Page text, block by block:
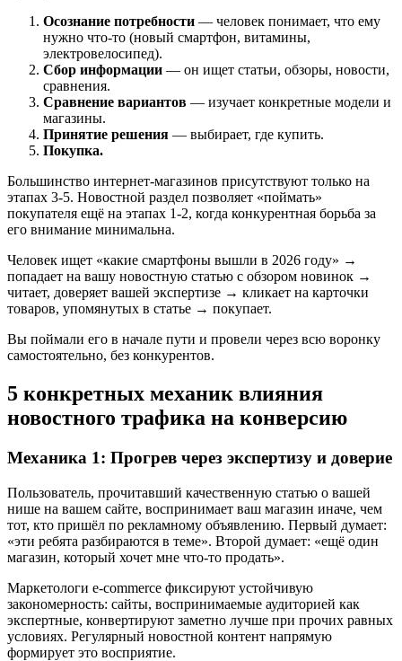
Осознание потребности — человек понимает, что ему
нужно что-то (новый смартфон, витамины,
электровелосипед).
Сбор информации — он ищет статьи, обзоры, новости,
сравнения.
Сравнение вариантов — изучает конкретные модели и
магазины.
Принятие решения — выбирает, где купить.
Покупка.
Большинство интернет-магазинов присутствуют только на
этапах 3-5. Новостной раздел позволяет «поймать»
покупателя ещё на этапах 1-2, когда конкурентная борьба за
его внимание минимальна.
Человек ищет «какие смартфоны вышли в 2026 году» →
попадает на вашу новостную статью с обзором новинок →
читает, доверяет вашей экспертизе → кликает на карточки
товаров, упомянутых в статье → покупает.
Вы поймали его в начале пути и провели через всю воронку
самостоятельно, без конкурентов.
5 конкретных механик влияния
новостного трафика на конверсию
Механика 1: Прогрев через экспертизу и доверие
Пользователь, прочитавший качественную статью о вашей
нише на вашем сайте, воспринимает ваш магазин иначе, чем
тот, кто пришёл по рекламному объявлению. Первый думает:
«эти ребята разбираются в теме». Второй думает: «ещё один
магазин, который хочет мне что-то продать».
Маркетологи e-commerce фиксируют устойчивую
закономерность: сайты, воспринимаемые аудиторией как
экспертные, конвертируют заметно лучше при прочих равных
условиях. Регулярный новостной контент напрямую
формирует это восприятие.